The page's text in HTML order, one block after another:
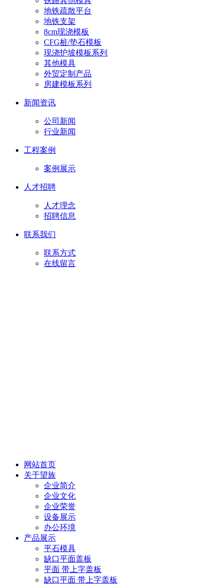
地铁疏散平台
地铁支架
8cm现浇模板
CFG桩/垫石模板
现浇护坡模板系列
其他模具
外贸定制产品
房建模板系列
新闻资讯
公司新闻
行业新闻
工程案例
案例展示
人才招聘
人才理念
招聘信息
联系我们
联系方式
在线留言
网站首页
关于望族
企业简介
企业文化
企业荣誉
设备展示
办公环境
产品展示
平石模具
缺口平面盖板
平面 带上字盖板
缺口平面 带上字盖板